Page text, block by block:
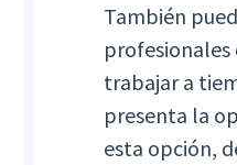
También
profesionales
trabajar a
presenta la
esta opción,